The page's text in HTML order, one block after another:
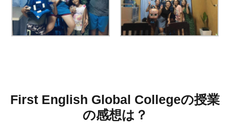
First English Global Collegeの授業
の感想は？